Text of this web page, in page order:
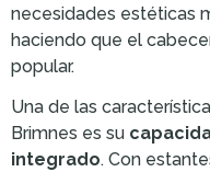
necesidades estéticas
haciendo que el
popular.
Una de las
Brimnes es su
integrado. Con